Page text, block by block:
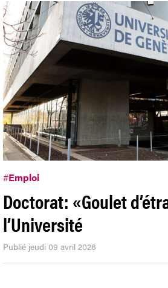
#Emploi
Doctorat: «Goulet
l’Université
Publié jeudi 09 avril 2026